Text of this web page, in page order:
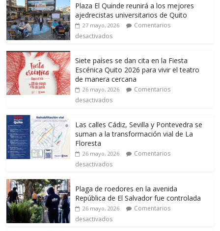
Plaza El Quinde reunirá a los mejores
ajedrecistas universitarios de Quito
27 mayo, 2026
Comentarios
desactivados
Siete países se dan cita en la Fiesta
Escénica Quito 2026 para vivir el teatro
de manera cercana
26 mayo, 2026
Comentarios
desactivados
Las calles Cádiz, Sevilla y Pontevedra se
suman a la transformación vial de La
Floresta
26 mayo, 2026
Comentarios
desactivados
Plaga de roedores en la avenida
República de El Salvador fue controlada
26 mayo, 2026
Comentarios
desactivados